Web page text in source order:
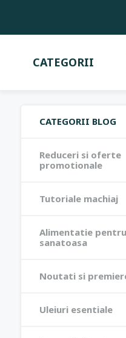
CATEGORII
CATEGORII BLOG
Reduceri si oferte
promotionale
Tutoriale machiaj
Alimentatie
sanatoasa
Noutati si
Uleiuri esentiale